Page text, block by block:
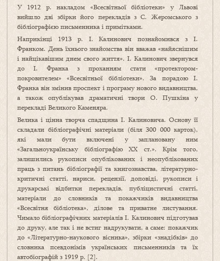
У 1912 р. накладом «Всесвітньої бібліотеки» у Львові
вийшло дві збірки його перекладів з С. Жеромського з
бібліографією письменника і примітками.
Наприкінці 1913 р. І. Калинович познайомив­­ся з І.
Франком. День їхнього знайомства він вважав «найяснішим
і найцікавішим днем свого життя». І. Калинович звернувся
до І. Франка з проханням стати «протектором-
покровителем» «Всесвітньої бібліотеки». За порадою І.
Фран­ка він змінив проспект і програму нового видавництва,
а також опублікував драматичні твори О. Пуш­кіна у
перекладі Великого Каменяра.
Велика і цінна творча спадщина І. Калиновича. Основу її
складали бібліографічні мате­ріали (біля 300 000 карток),
які мали бути включені у заплановану ним
«Загальноукраїн­ську бібліографію ХХ ст.». Крім того,
залишились рукописи опублікованих і неопублікованих
праць з питань бібліографії та книгознавства, літературно-
критичні статті, нариси, рецензії, доповіді, рукописи і
друкарські відбитки перекладів, публіцистичні статті,
матеріали до словників та покажчиків видавництва
«Всесвітня бібліотека», ділове та приватне листування.
Чимало бібліографічних матеріалів І. Калинович підготував
до друку, але так і не встиг надрукувати, а саме: покажчик
до «Літературно-наукового вісника», збірки «знадібків» до
словника псевдонімів українських письменників та їх
автобіографій з 1919 р. [2].